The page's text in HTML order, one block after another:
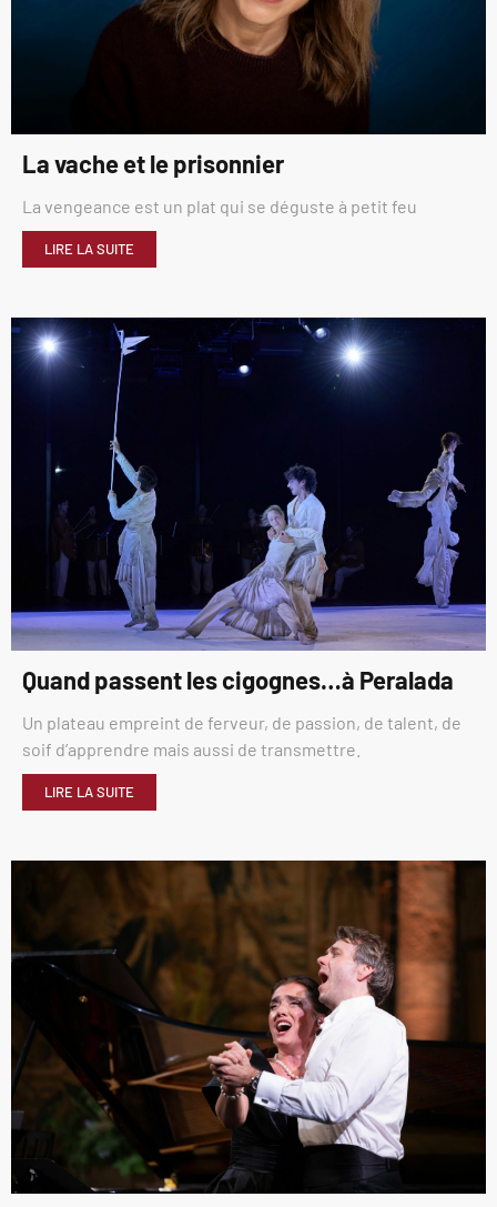
La vache et le prisonnier
La vengeance est un plat qui se déguste à petit feu
LIRE LA SUITE
Quand passent les cigognes…à Peralada
Un plateau empreint de ferveur, de passion, de talent, de
soif d’apprendre mais aussi de transmettre.
LIRE LA SUITE